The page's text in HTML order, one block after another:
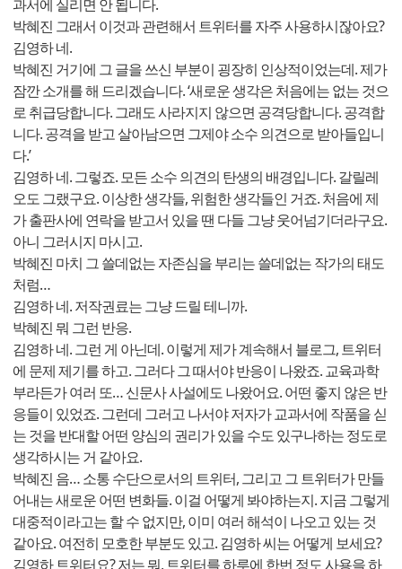
과서에 실리면 안 됩니다.
박혜진 그래서 이것과 관련해서 트위터를 자주 사용하시잖아요?
김영하 네.
박혜진 거기에 그 글을 쓰신 부분이 굉장히 인상적이었는데. 제가
잠깐 소개를 해 드리겠습니다. ‘새로운 생각은 처음에는 없는 것으
로 취급당합니다. 그래도 사라지지 않으면 공격당합니다. 공격합
니다. 공격을 받고 살아남으면 그제야 소수 의견으로 받아들입니
다.’
김영하 네. 그렇죠. 모든 소수 의견의 탄생의 배경입니다. 갈릴레
오도 그랬구요. 이상한 생각들, 위험한 생각들인 거죠. 처음에 제
가 출판사에 연락을 받고서 있을 땐 다들 그냥 웃어넘기더라구요.
아니 그러시지 마시고.
박혜진 마치 그 쓸데없는 자존심을 부리는 쓸데없는 작가의 태도
처럼…
김영하 네. 저작권료는 그냥 드릴 테니까.
박혜진 뭐 그런 반응.
김영하 네. 그런 게 아닌데. 이렇게 제가 계속해서 블로그, 트위터
에 문제 제기를 하고. 그러다 그 때서야 반응이 나왔죠. 교육과학
부라든가 여러 또… 신문사 사설에도 나왔어요. 어떤 좋지 않은 반
응들이 있었죠. 그런데 그러고 나서야 저자가 교과서에 작품을 싣
는 것을 반대할 어떤 양심의 권리가 있을 수도 있구나하는 정도로
생각하시는 거 같아요.
박혜진 음… 소통 수단으로서의 트위터, 그리고 그 트위터가 만들
어내는 새로운 어떤 변화들. 이걸 어떻게 봐야하는지. 지금 그렇게
대중적이라고는 할 수 없지만, 이미 여러 해석이 나오고 있는 것
같아요. 여전히 모호한 부분도 있고. 김영하 씨는 어떻게 보세요?
김영하 트위터요? 저는 뭐, 트위터를 하루에 한번 정도 사용을 하